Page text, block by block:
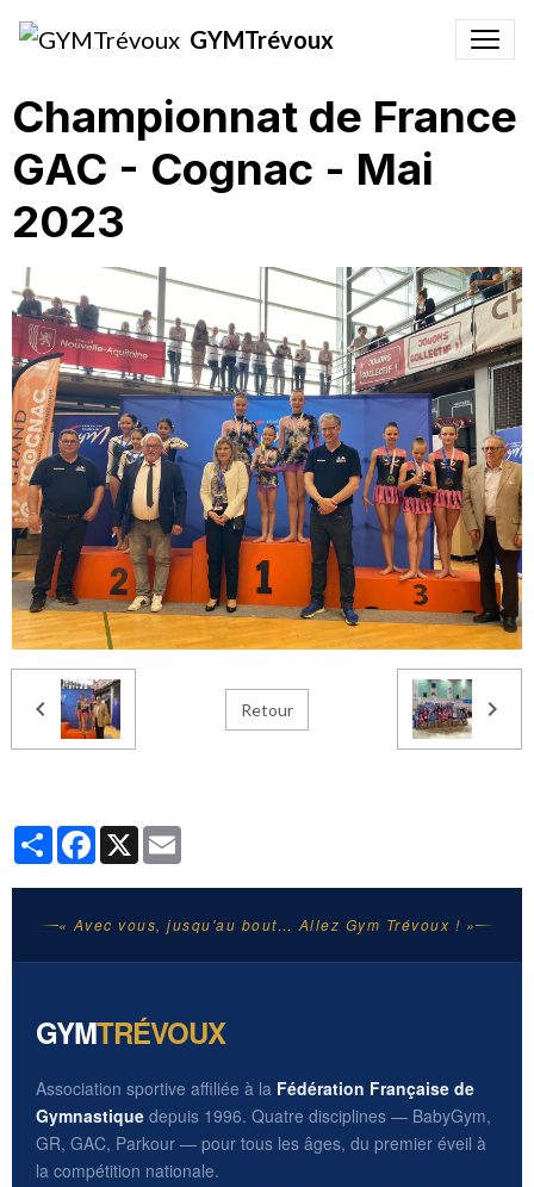
GYMTrévoux
Championnat de France
GAC - Cognac - Mai
2023
Retour
PartagerFacebook
X
« Avec vous, jusqu'au bout… Allez Gym Trévoux ! »
GYMTRÉVOUX
Association sportive affiliée à la Fédération Française de
Gymnastique depuis 1996. Quatre disciplines — BabyGym,
GR, GAC, Parkour — pour tous les âges, du premier éveil à
la compétition nationale.